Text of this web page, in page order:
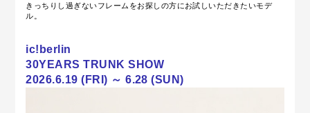
きっちりし過ぎないフレームをお探しの方にお試しいただきたいモデ
ル。
ic!berlin
30YEARS TRUNK SHOW
2026.6.19 (FRI) ～ 6.28 (SUN)